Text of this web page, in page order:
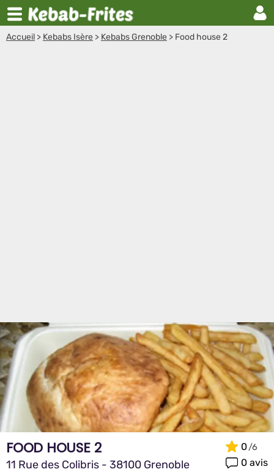
Accueil > Kebabs Isère > Kebabs Grenoble > Food house 2
FOOD HOUSE 2
11 Rue des Colibris - 38100 Grenoble
0
0 avis